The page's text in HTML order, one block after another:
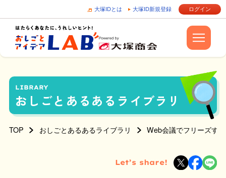
大塚IDとは 大塚ID新規登録 ログイン
LIBRARY
おしごとあるあるライブラリ
TOP おしごとあるあるライブラリ Web会議でフリーズす
Let’s share!